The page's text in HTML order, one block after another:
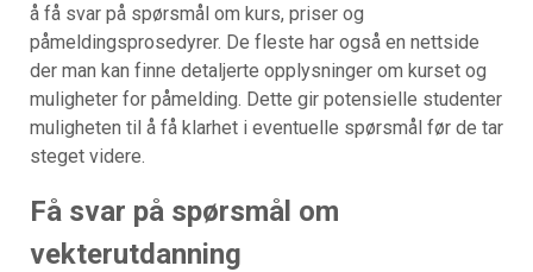
å få svar på spørsmål om kurs, priser og
påmeldingsprosedyrer. De fleste har også en nettside
der man kan finne detaljerte opplysninger om kurset og
muligheter for påmelding. Dette gir potensielle studenter
muligheten til å få klarhet i eventuelle spørsmål før de tar
steget videre.
Få svar på spørsmål om
vekterutdanning